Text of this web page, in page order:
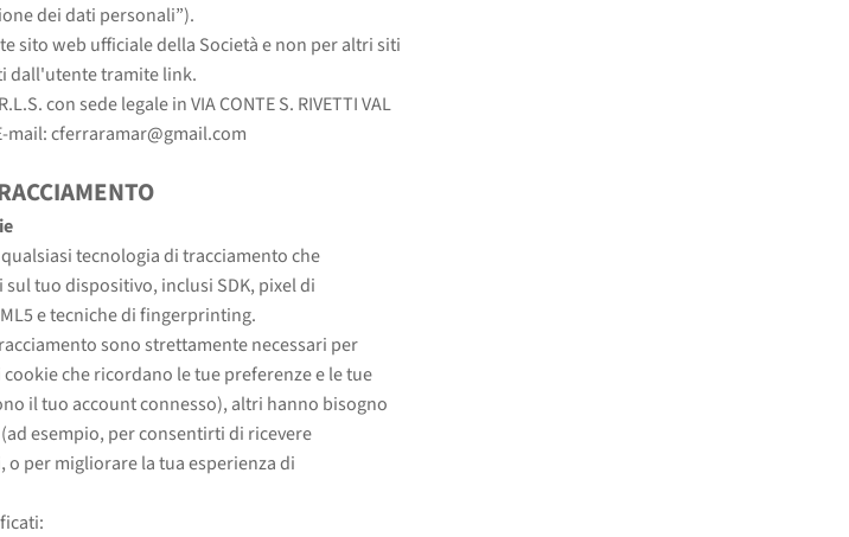
dei dati personali”).
sito web ufficiale della Società e non per altri siti
dall'utente tramite link.
con sede legale in VIA CONTE S. RIVETTI VAL
E-mail: cferraramar@gmail.com
tecnologia di tracciamento che
tuo dispositivo, inclusi SDK, pixel di
e tecniche di fingerprinting.
sono strettamente necessari per
che ricordano le tue preferenze e le tue
il tuo account connesso), altri hanno bisogno
esempio, per consentirti di ricevere
per migliorare la tua esperienza di